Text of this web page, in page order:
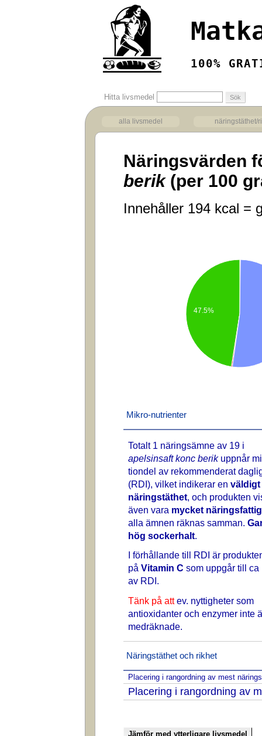
100%
Hitta livsmedel
alla livsmedel näringstäthet/
Näringsvärden
berik(per 100
Innehåller 194 kcal =
47.5%
Mikro-nutrienter
Totalt 1 näringsämne av 19 i
apelsinsaft konc berikuppnår
tiondel av rekommenderat
(RDI), vilket indikerar en väldigt
näringstäthet, och produkten
även vara mycket näringsfattig
alla ämnen räknas samman.
hög sockerhalt.
I förhållande till RDI är
på Vitamin C som uppgår till ca
av RDI.
Tänk på attev. nyttigheter som
antioxidanter och enzymer inte
medräknade.
Näringstäthet och rikhet
Placering i rangordning av mest
Placering i rangordning av